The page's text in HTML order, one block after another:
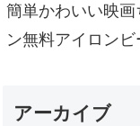
簡単かわいい映
ン無料アイロンビ
アーカイブ